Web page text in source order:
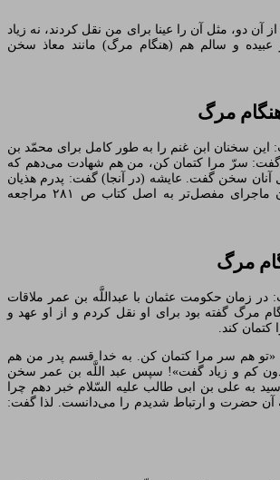
آن دو، مثل آن را عینا براى من نقل کردند، نه زیاد
عبیده و سالم هم (هنگام مرگ) مانند معاذ سخن
مرگ‏
این سخنان ابن غنم را به طور کامل براى محمّد بن
گفت: سرّ مرا کتمان کن، من هم شهادت مى‌دهم که
سخن گفت. عایشه (در آنجا) گفت: پدرم هذیان
مى‏‌گوید! [برای خواندن ماجرای مفصل‌تر به اصل کتاب ص ۲۸۱ مراجعه
مرگ‏
زمان حکومت عثمان با عبداللَّه بن عمر ملاقات
مرگ گفته بود براى او نقل کردم و از او عهد و
کتمان کند.
هم سر مرا کتمان کن. به خدا قسم پدر من هم
کم و زیاد گفت»! سپس عبد اللَّه بن عمر سخن
به على بن ابى طالب علیه السّلام خبر دهم چرا
حضرت و ارتباط شدیدم را مى‌‏دانست. لذا گفت: